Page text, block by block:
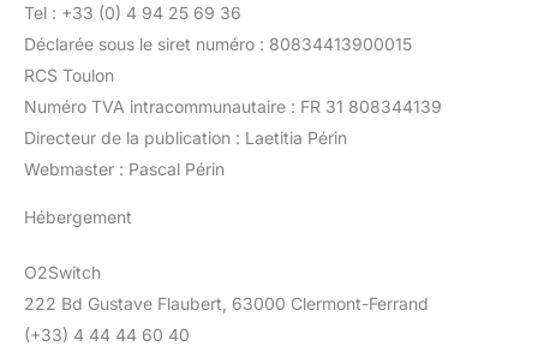
Tel : +33 (0) 4 94 25 69 36
Déclarée sous le siret numéro : 80834413900015
RCS Toulon
Numéro TVA intracommunautaire : FR 31 808344139
Directeur de la publication : Laetitia Périn
Webmaster : Pascal Périn
Hébergement
O2Switch
222 Bd Gustave Flaubert, 63000 Clermont-Ferrand
(+33) 4 44 44 60 40